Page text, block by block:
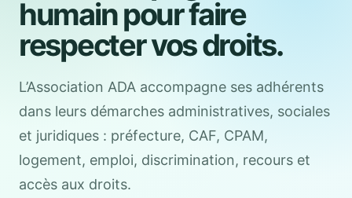
humain pour faire
respecter vos droits.
L’Association ADA accompagne ses adhérents
dans leurs démarches administratives, sociales
et juridiques : préfecture, CAF, CPAM,
logement, emploi, discrimination, recours et
accès aux droits.